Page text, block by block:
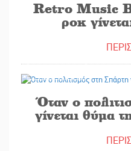
Retro Music
ροκ
Όταν ο
γίνεται θύμα